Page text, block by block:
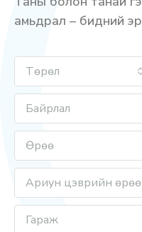
амьдрал – бидний
Төрөл
Байрлал
Өрөө
Ариун цэврийн өрөө
Гараж